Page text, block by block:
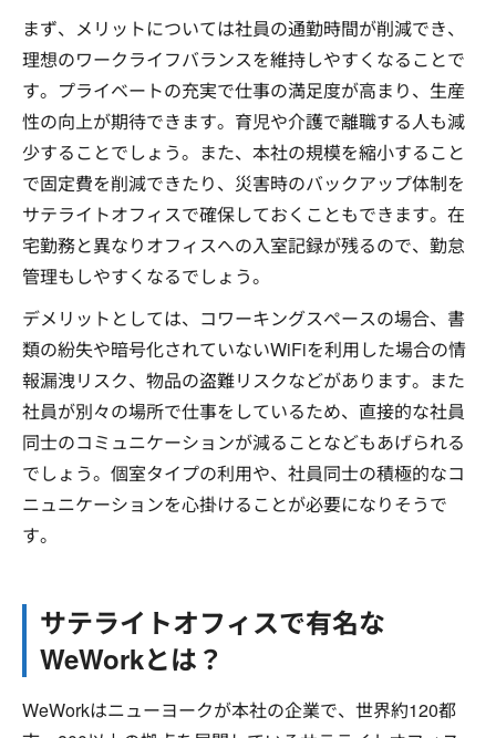
まず、メリットについては社員の通勤時間が削減でき、
理想のワークライフバランスを維持しやすくなることで
す。プライベートの充実で仕事の満足度が高まり、生産
性の向上が期待できます。育児や介護で離職する人も減
少することでしょう。また、本社の規模を縮小すること
で固定費を削減できたり、災害時のバックアップ体制を
サテライトオフィスで確保しておくこともできます。在
宅勤務と異なりオフィスへの入室記録が残るので、勤怠
管理もしやすくなるでしょう。
デメリットとしては、コワーキングスペースの場合、書
類の紛失や暗号化されていないWiFiを利用した場合の情
報漏洩リスク、物品の盗難リスクなどがあります。また
社員が別々の場所で仕事をしているため、直接的な社員
同士のコミュニケーションが減ることなどもあげられる
でしょう。個室タイプの利用や、社員同士の積極的なコ
ニュニケーションを心掛けることが必要になりそうで
す。
サテライトオフィスで有名な
WeWorkとは？
WeWorkはニューヨークが本社の企業で、世界約120都